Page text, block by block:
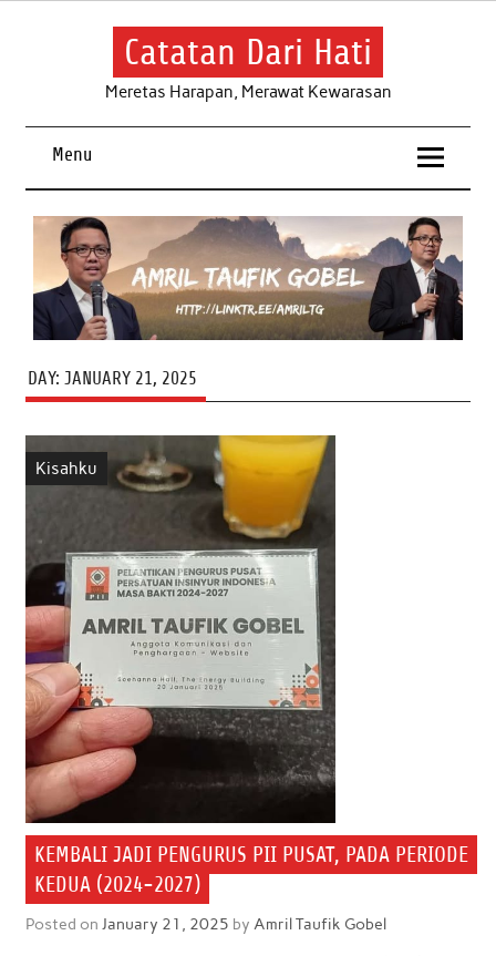
Skip
Catatan Dari Hati
Meretas Harapan, Merawat Kewarasan
Menu
DAY: JANUARY 21, 2025
Kisahku
KEMBALI JADI PENGURUS PII PUSAT, PADA PERIODE
KEDUA (2024-2027)
Posted on January 21, 2025 by Amril Taufik Gobel